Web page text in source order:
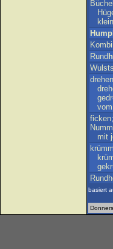
Büchel
Hump
Rund
drehen
vom
ficken;
mit
basiert